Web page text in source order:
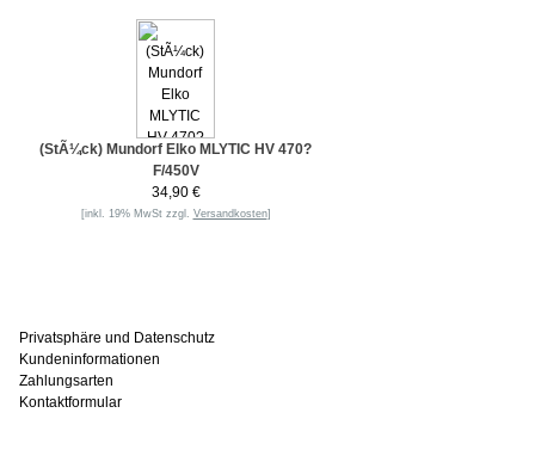
(StÃ¼ck) Mundorf Elko MLYTIC HV 470?
F/450V
34,90 €
[inkl. 19% MwSt zzgl. Versandkosten]
Privatsphäre und Datenschutz
Kundeninformationen
Zahlungsarten
Kontaktformular